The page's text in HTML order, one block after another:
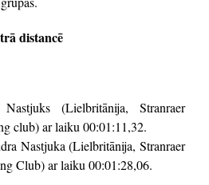
distancē
(Lielbritānija, Stranraer
club) ar laiku 00:01:11,32.
Nastjuka (Lielbritānija, Stranraer
Club) ar laiku 00:01:28,06.